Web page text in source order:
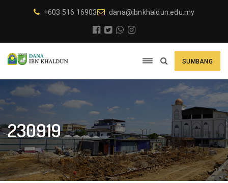
+603 516 16903 dana@ibnkhaldun.edu.my
SUMBANG
230919